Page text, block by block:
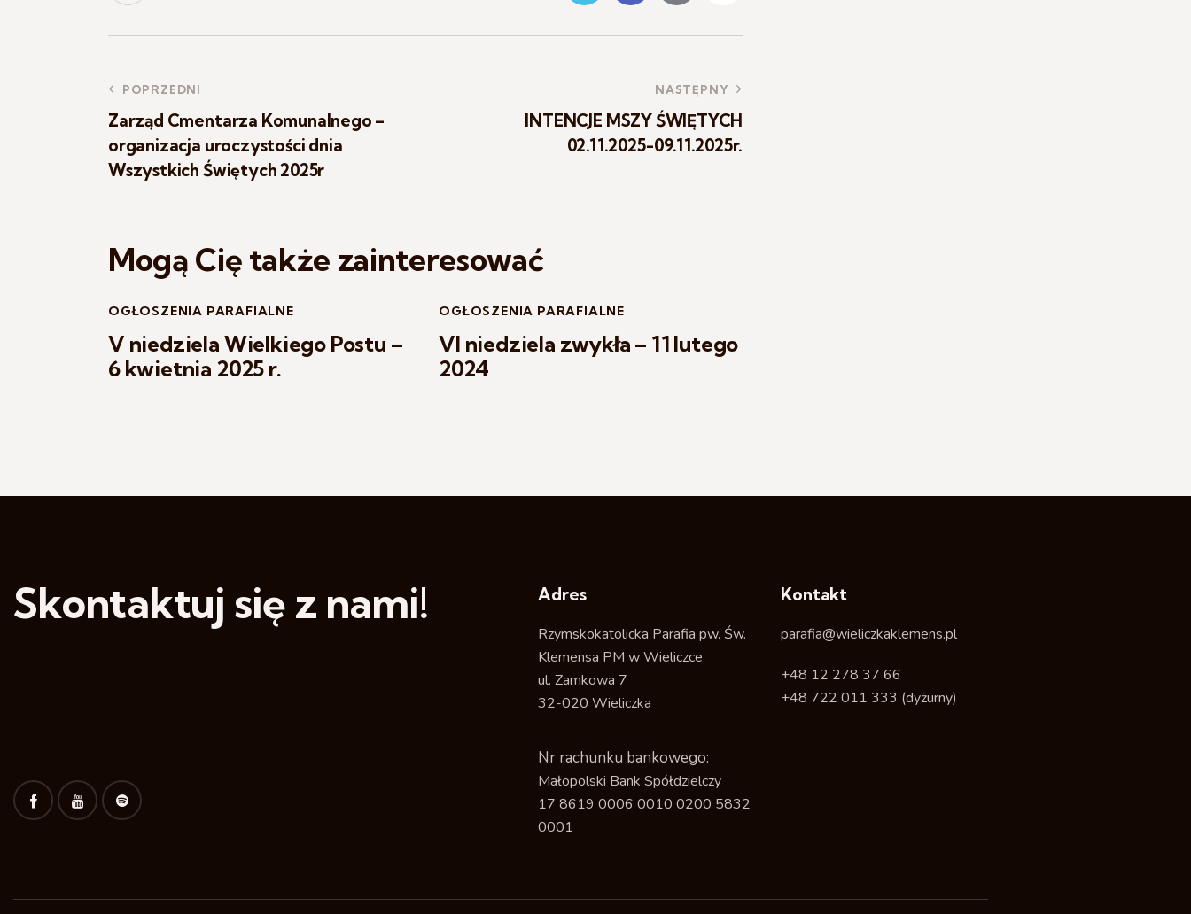
POPRZEDNI
Zarząd Cmentarza Komunalnego –
organizacja uroczystości dnia
Wszystkich Świętych 2025r
NASTĘPNY
INTENCJE MSZY ŚWIĘTYCH
02.11.2025-09.11.2025r.
Mogą Cię także zainteresować
OGŁOSZENIA PARAFIALNE
V niedziela Wielkiego Postu –
6 kwietnia 2025 r.
OGŁOSZENIA PARAFIALNE
VI niedziela zwykła – 11 lutego
2024
Skontaktuj się z nami! Adres
Rzymskokatolicka Parafia pw. Św.
Klemensa PM w Wieliczce
ul. Zamkowa 7
32-020 Wieliczka
Nr rachunku bankowego:
Małopolski Bank Spółdzielczy
17 8619 0006 0010 0200 5832
0001
Kontakt
parafia@wieliczkaklemens.pl
+48 12 278 37 66
+48 722 011 333 (dyżurny)